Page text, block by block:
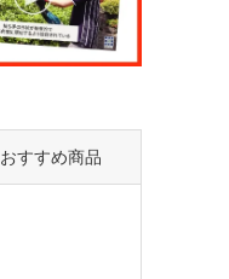
おすすめ商品